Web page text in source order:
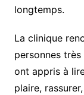
longtemps.
La clinique
personnes
ont appris à
plaire,